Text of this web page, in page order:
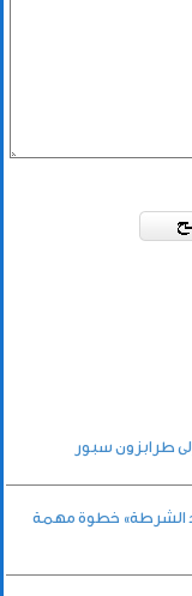
طرابزون سبور
الشرطة» خطوة مهمة